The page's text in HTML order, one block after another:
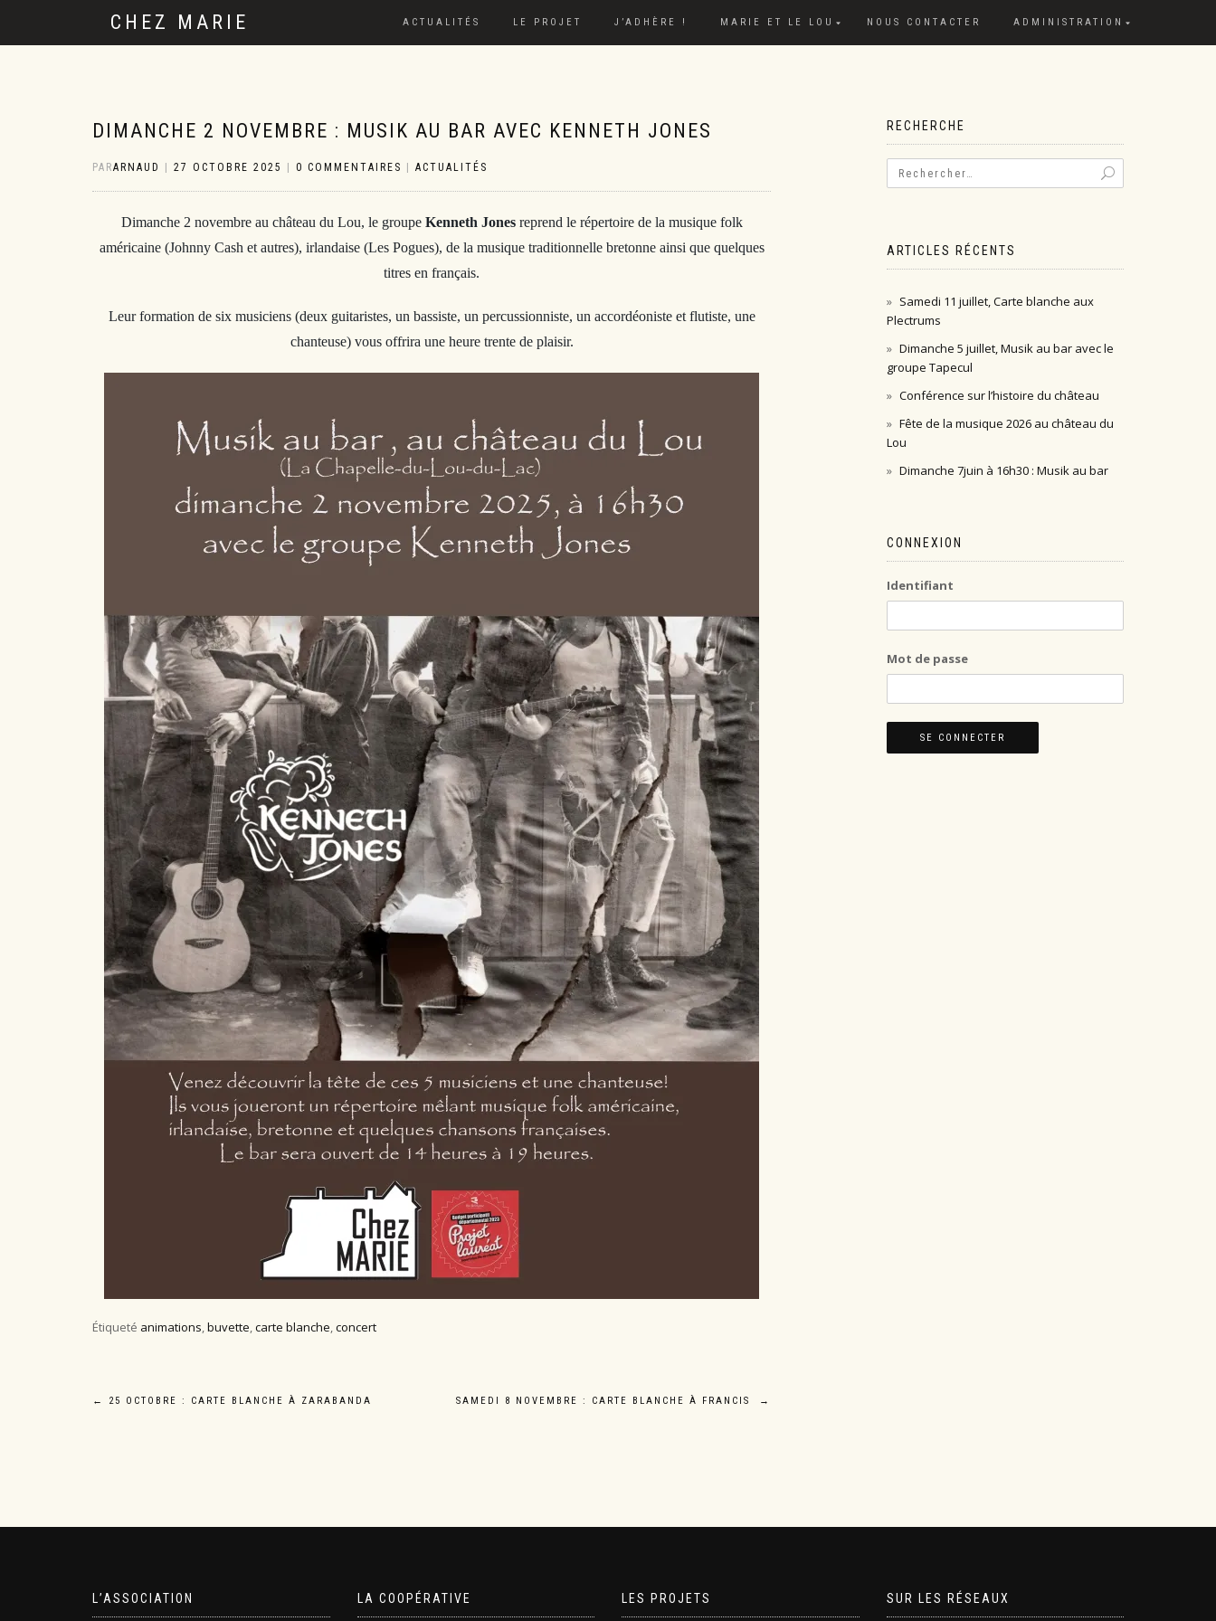
CHEZ MARIE ACTUALITÉS LE PROJET J’ADHÈRE ! MARIE ET LE LOU NOUS CONTACTER ADMINISTRATION
DIMANCHE 2 NOVEMBRE : MUSIK AU BAR AVEC KENNETH JONES
PARARNAUD 27 OCTOBRE 2025 0 COMMENTAIRES ACTUALITÉS
Dimanche 2 novembre au château du Lou, le groupe Kenneth Jonesreprend le répertoire de la musique folk
américaine (Johnny Cash et autres), irlandaise (Les Pogues), de la musique traditionnelle bretonne ainsi que quelques
titres en français.
Leur formation de six musiciens (deux guitaristes, un bassiste, un percussionniste, un accordéoniste et flutiste, une
chanteuse) vous offrira une heure trente de plaisir.
Étiqueté animations,buvette,carte blanche,concert
Navigation
← 25 OCTOBRE : CARTE BLANCHE À ZARABANDA SAMEDI 8 NOVEMBRE : CARTE BLANCHE À FRANCIS →
RECHERCHE
ARTICLES RÉCENTS
Samedi 11 juillet, Carte blanche aux
Plectrums
Dimanche 5 juillet, Musik au bar avec le
groupe Tapecul
Conférence sur l’histoire du château
Fête de la musique 2026 au château du
Lou
Dimanche 7juin à 16h30 : Musik au bar
CONNEXION
Identifiant
Mot de passe
L’ASSOCIATION LA COOPÉRATIVE LES PROJETS SUR LES RÉSEAUX